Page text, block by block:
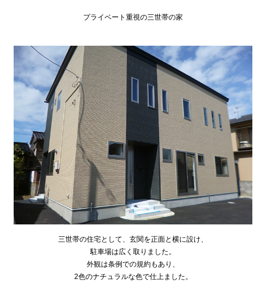
プライベート重視の三世帯の家
三世帯の住宅として、玄関を正面と横に設け、
駐車場は広く取りました。
外観は条例での規約もあり、
2色のナチュラルな色で仕上ました。